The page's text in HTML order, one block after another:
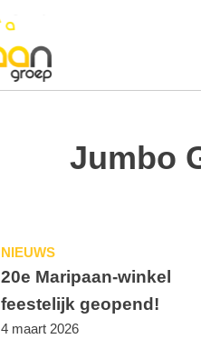
Jumbo
NIEUWS
20e Maripaan-winkel
feestelijk geopend!
4 maart 2026